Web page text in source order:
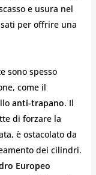
e usura nel
per offrire una
sono spesso
come il
anti-trapano. Il
di forzare la
è ostacolato da
dei cilindri.
Europeo